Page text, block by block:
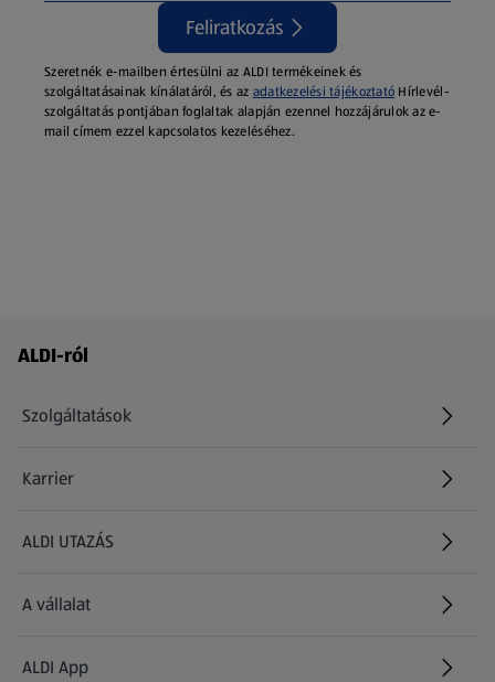
Feliratkozás
Szeretnék e-mailben értesülni az ALDI termékeinek és
szolgáltatásainak kínálatáról, és az adatkezelési tájékoztató Hírlevél-
szolgáltatás pontjában foglaltak alapján ezennel hozzájárulok az e-
mail címem ezzel kapcsolatos kezeléséhez.
Láblécmenü - további linkek
ALDI-ról
Szolgáltatások
Karrier
(új oldalon nyílik meg)
ALDI UTAZÁS
(új oldalon nyílik meg)
A vállalat
ALDI App